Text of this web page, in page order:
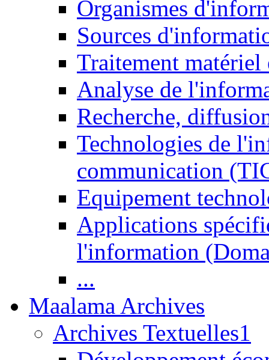
Organismes
Sources
Traitement matériel
Analyse de
Recherche,
Technologies de
communication
Equipement
Applications
l'information
...
Maalama Archives
Archives Textuelles1